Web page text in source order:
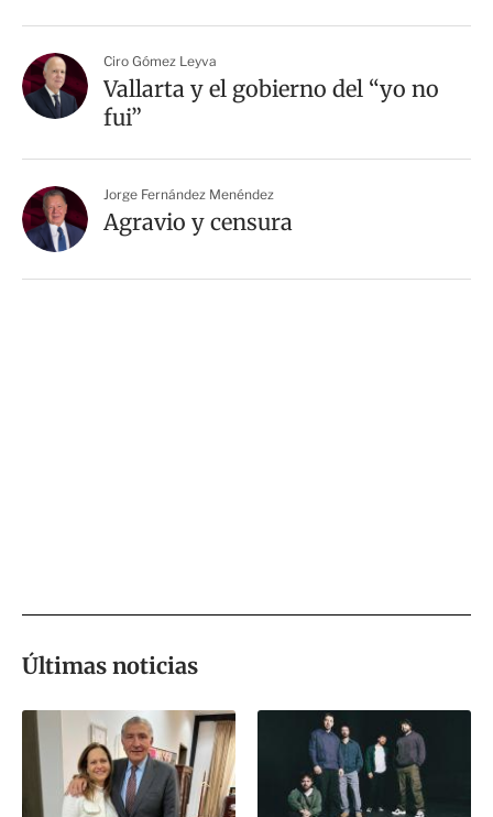
Ciro Gómez Leyva
Vallarta y el gobierno del “yo no
fui”
Jorge Fernández Menéndez
Agravio y censura
Últimas noticias